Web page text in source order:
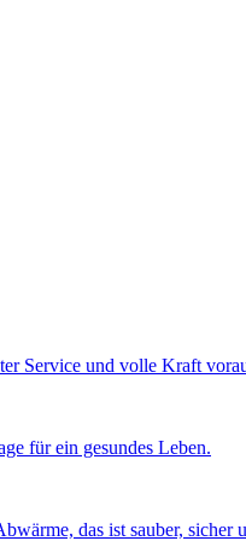
Service und volle Kraft
für ein gesundes Leben.
das ist sauber, sicher